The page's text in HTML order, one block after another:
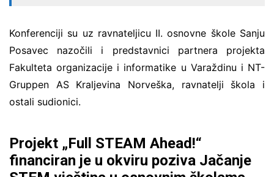
Konferenciji su uz ravnateljicu II. osnovne škole Sanju
Posavec nazočili i predstavnici partnera projekta
Fakulteta organizacije i informatike u Varaždinu i NT-
Gruppen AS Kraljevina Norveška, ravnatelji škola i
ostali sudionici.
Projekt „Full STEAM Ahead!“
financiran je u okviru poziva Jačanje